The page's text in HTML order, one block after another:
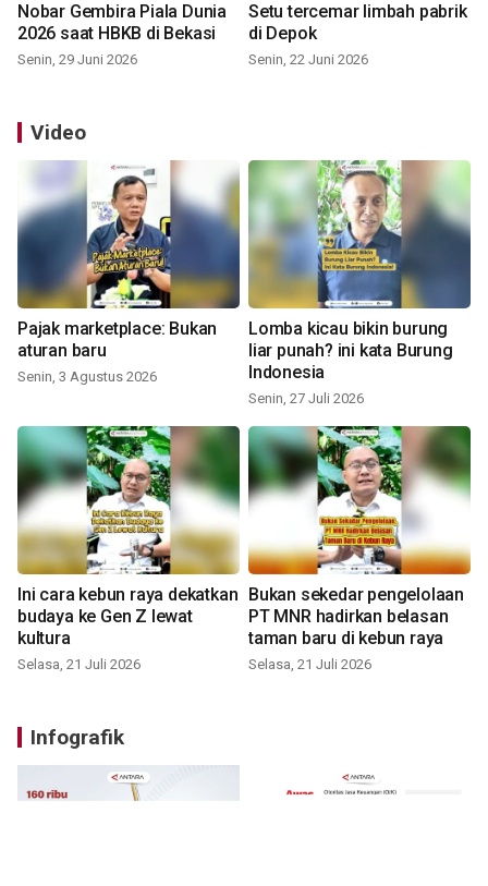
Nobar Gembira Piala Dunia
2026 saat HBKB di Bekasi
Senin, 29 Juni 2026
Setu tercemar limbah pabrik
di Depok
Senin, 22 Juni 2026
Video
Pajak marketplace: Bukan
aturan baru
Senin, 3 Agustus 2026
Lomba kicau bikin burung
liar punah? ini kata Burung
Indonesia
Senin, 27 Juli 2026
Ini cara kebun raya dekatkan
budaya ke Gen Z lewat
kultura
Selasa, 21 Juli 2026
Bukan sekedar pengelolaan
PT MNR hadirkan belasan
taman baru di kebun raya
Selasa, 21 Juli 2026
Infografik